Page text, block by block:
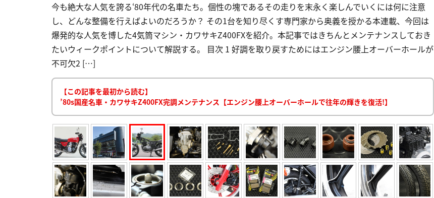
今も絶大な人気を誇る‘80年代の名車たち。個性の塊であるその走りを末永く楽しんでいくには何に注意
し、どんな整備を行えばよいのだろうか？ その1台を知り尽くす専門家から奥義を授かる本連載、今回は
爆発的な人気を博した4気筒マシン・カワサキZ400FXを紹介。本記事ではきちんとメンテナンスしておき
たいウィークポイントについて解説する。 目次 1 好調を取り戻すためにはエンジン腰上オーバーホールが
不可欠2 […]
【この記事を最初から読む】
’80s国産名車・カワサキZ400FX完調メンテナンス【エンジン腰上オーバーホールで往年の輝きを復活!】